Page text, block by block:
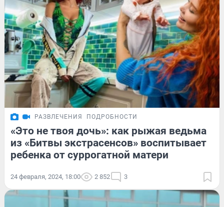
РАЗВЛЕЧЕНИЯ ПОДРОБНОСТИ
«Это не твоя дочь»: как рыжая ведьма
из «Битвы экстрасенсов» воспитывает
ребенка от суррогатной матери
24 февраля, 2024, 18:00 2 852 3